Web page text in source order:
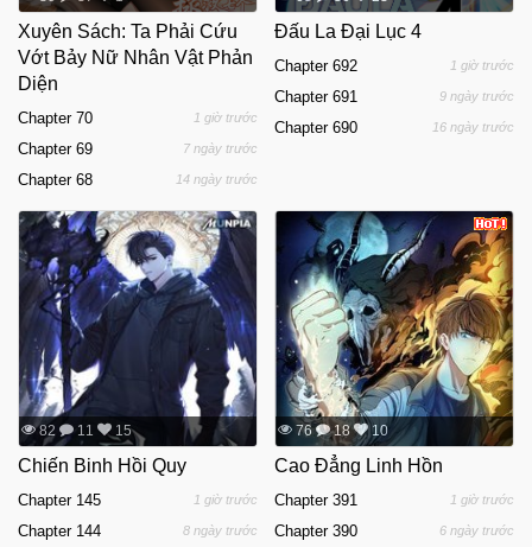
Xuyên Sách: Ta Phải Cứu
Vớt Bảy Nữ Nhân Vật Phản
Diện
Chapter 70 1 giờ trước
Chapter 69 7 ngày trước
Chapter 68 14 ngày trước
Đấu La Đại Lục 4
Chapter 692 1 giờ trước
Chapter 691 9 ngày trước
Chapter 690 16 ngày trước
82 11 15
Chiến Binh Hồi Quy
Chapter 145 1 giờ trước
Chapter 144 8 ngày trước
76 18 10
Cao Đẳng Linh Hồn
Chapter 391 1 giờ trước
Chapter 390 6 ngày trước